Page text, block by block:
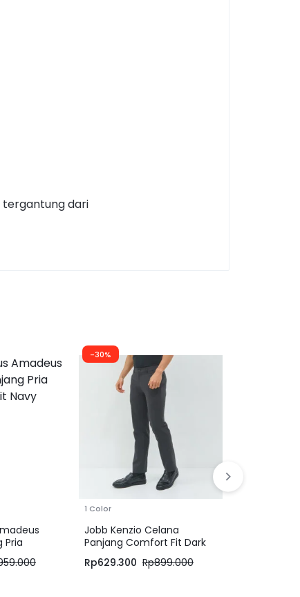
tergantung dari
Pria
-30%
1 Color
Jobb Kenzio Celana
Panjang Comfort Fit Dark
Rp629.300 Rp899.000